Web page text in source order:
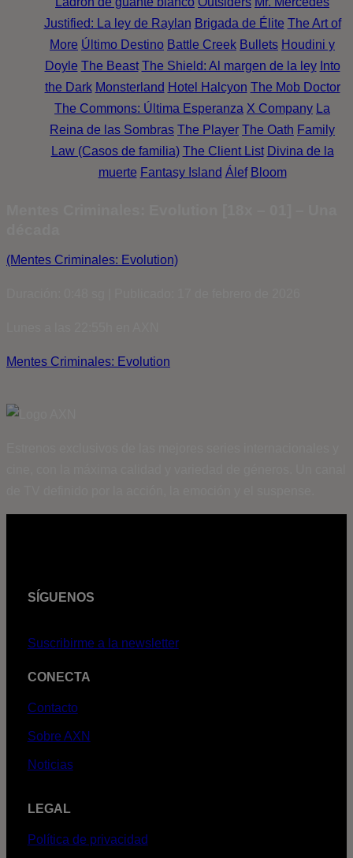
Justified: La ley de Raylan Brigada de Élite The Art of
More Último Destino Battle Creek Bullets Houdini y
Doyle The Beast The Shield: Al margen de la ley Into
the Dark Monsterland Hotel Halcyon The Mob Doctor
The Commons: Última Esperanza X Company La
Reina de las Sombras The Player The Oath Family
Law (Casos de familia) The Client List Divina de la
muerte Fantasy Island Álef Bloom
(Mentes Criminales: Evolution)
Mentes Criminales: Evolution
SÍGUENOS
Suscribirme a la newsletter
CONECTA
Contacto
Sobre AXN
Noticias
LEGAL
Política de privacidad